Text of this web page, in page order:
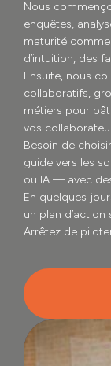
Nous
enquêtes,
maturité
d’intuition, des
Ensuite, nous
collaboratifs,
métiers pour
vos
Besoin de
guide vers les
ou IA — avec
En quelques
un plan
Arrêtez de